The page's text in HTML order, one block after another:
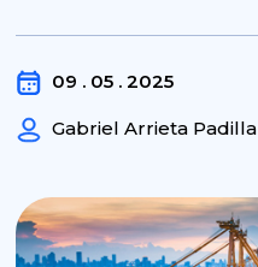
09 . 05 . 2025
Gabriel Arrieta Padilla